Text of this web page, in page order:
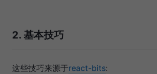
2. 基本技巧
这些技巧来源于react-bits: